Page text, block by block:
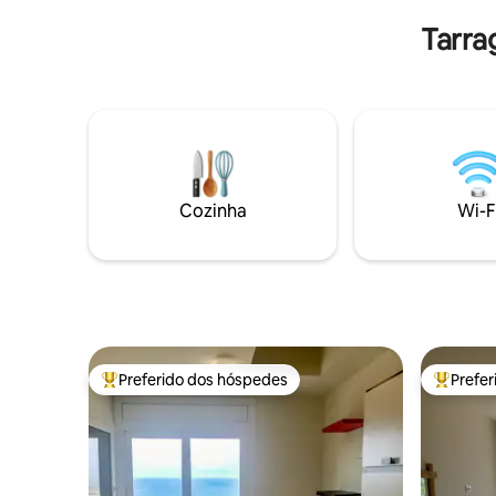
Cozinha Wi-
Entre os melhores preferidos dos hóspedes
Preferido dos hóspedes Entre